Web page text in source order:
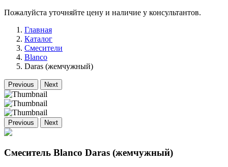
Пожалуйста уточняйте цену и наличие у консультантов.
Главная
Каталог
Смесители
Blanco
Daras (жемчужный)
Previous Next
Previous Next
Смеситель Blanco Daras (жемчужный)